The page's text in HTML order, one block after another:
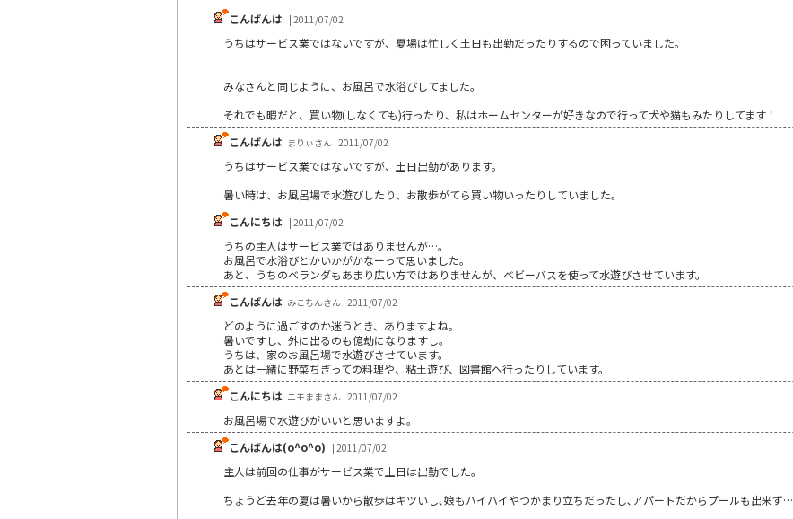
こんばんは | 2011/07/02
うちはサービス業ではないですが、夏場は忙しく土日も出勤だったりするので困っていました。
みなさんと同じように、お風呂で水浴びしてました。
それでも暇だと、買い物(しなくても)行ったり、私はホームセンターが好きなので行って犬や猫もみたりしてます！
こんばんは まりぃさん | 2011/07/02
うちはサービス業ではないですが、土日出勤があります。
暑い時は、お風呂場で水遊びしたり、お散歩がてら買い物いったりしていました。
こんにちは | 2011/07/02
うちの主人はサービス業ではありませんが…。
お風呂で水浴びとかいかがかなーって思いました。
あと、うちのベランダもあまり広い方ではありませんが、ベビーバスを使って水遊びさせています。
こんばんは みこちんさん | 2011/07/02
どのように過ごすのか迷うとき、ありますよね。
暑いですし、外に出るのも億劫になりますし。
うちは、家のお風呂場で水遊びさせています。
あとは一緒に野菜ちぎっての料理や、粘土遊び、図書館へ行ったりしています。
こんにちは ニモままさん | 2011/07/02
お風呂場で水遊びがいいと思いますよ。
こんばんは(o^o^o) | 2011/07/02
主人は前回の仕事がサービス業で土日は出勤でした｡
ちょうど去年の夏は暑いから散歩はキツいし､娘もハイハイやつかまり立ちだったし､アパートだからプールも出来ず…